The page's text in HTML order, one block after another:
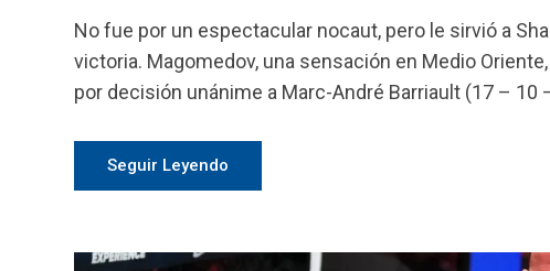
No fue por un espectacular nocaut, pero le sirvió a
victoria. Magomedov, una sensación en Medio
por decisión unánime a Marc-André Barriault (17 – 10
Seguir Leyendo